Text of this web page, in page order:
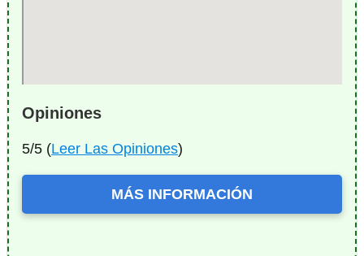
Opiniones
5/5 (Leer Las Opiniones)
MÁS INFORMACIÓN